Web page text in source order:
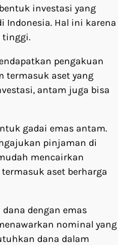
investasi yang
Indonesia. Hal ini karena
tinggi.
pengakuan
termasuk aset yang
antam juga bisa
gadai emas antam.
pinjaman di
mencairkan
aset berharga
dengan emas
nominal yang
dana dalam